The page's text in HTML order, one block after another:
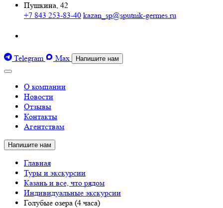
Пушкина, 42
+7 843 253-83-40 kazan_sp@sputnik-germes.ru
Telegram Max Напишите нам
О компании
Новости
Отзывы
Контакты
Агентствам
Напишите нам
Главная
Туры и экскурсии
Казань и все, что рядом
Индивидуальные экскурсии
Голубые озера (4 часа)